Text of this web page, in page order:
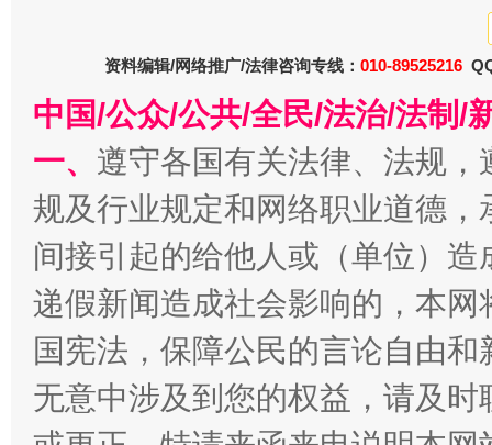
千年窑火 生生不息
资料编辑/网络推广/法律咨询专线： 010-89525216
中国/公众/公共/全民/法治/法制/
一、 遵守各国有关法律、法规
规及行业规定和网络职业道德
间接引起的给他人或（单位）
递假新闻造成社会影响的，本
国宪法，保障公民的言论自由
无意中涉及到您的权益，请及